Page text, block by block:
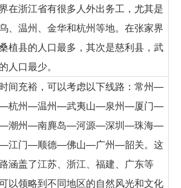
在浙江省有很多人外出务工，尤其是
、温州、金华和杭州等地。在张家界
植县的人口最多，其次是慈利县，武
人口最少。
间充裕，可以考虑以下线路：常州—
杭州—温州—武夷山—泉州—厦门—
潮州—南麂岛—河源—深圳—珠海—
江门—顺德—佛山—广州—韶关。这
涵盖了江苏、浙江、福建、广东等
以领略到不同地区的自然风光和文化